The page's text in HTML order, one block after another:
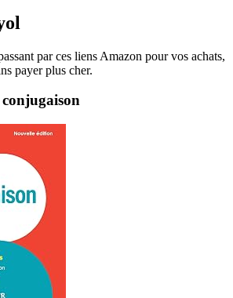
par ces liens Amazon pour vos achats,
payer plus cher.